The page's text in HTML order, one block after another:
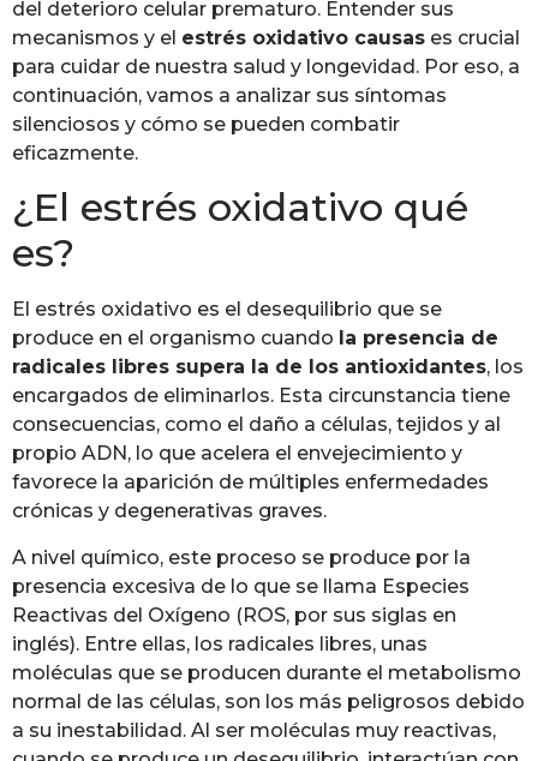
del deterioro celular prematuro. Entender sus
mecanismos y el estrés oxidativo causas es crucial
para cuidar de nuestra salud y longevidad. Por eso, a
continuación, vamos a analizar sus síntomas
silenciosos y cómo se pueden combatir
eficazmente.
¿El estrés oxidativo qué
es?
El estrés oxidativo es el desequilibrio que se
produce en el organismo cuando la presencia de
radicales libres supera la de los antioxidantes, los
encargados de eliminarlos. Esta circunstancia tiene
consecuencias, como el daño a células, tejidos y al
propio ADN, lo que acelera el envejecimiento y
favorece la aparición de múltiples enfermedades
crónicas y degenerativas graves.
A nivel químico, este proceso se produce por la
presencia excesiva de lo que se llama Especies
Reactivas del Oxígeno (ROS, por sus siglas en
inglés). Entre ellas, los radicales libres, unas
moléculas que se producen durante el metabolismo
normal de las células, son los más peligrosos debido
a su inestabilidad. Al ser moléculas muy reactivas,